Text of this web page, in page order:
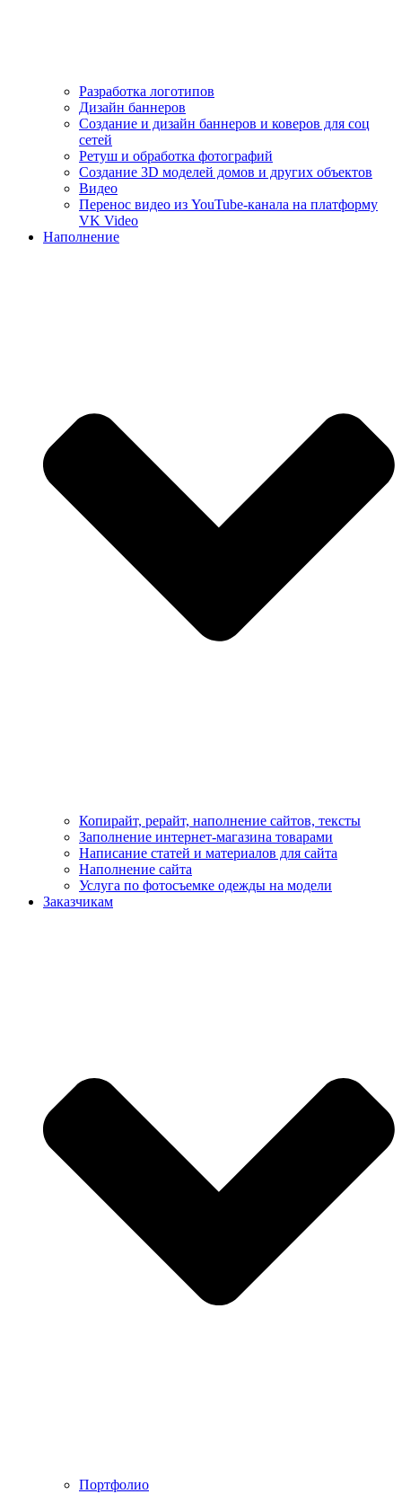
Разработка логотипов
Дизайн баннеров
Создание и дизайн баннеров и коверов для соц
сетей
Ретуш и обработка фотографий
Создание 3D моделей домов и других объектов
Видео
Перенос видео из YouTube-канала на платформу
VK Video
Наполнение
Копирайт, рерайт, наполнение сайтов, тексты
Заполнение интернет-магазина товарами
Написание статей и материалов для сайта
Наполнение сайта
Услуга по фотосъемке одежды на модели
Заказчикам
Портфолио